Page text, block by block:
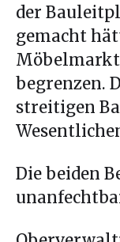
der
gemacht
begrenzen.
streitigen
Die beiden